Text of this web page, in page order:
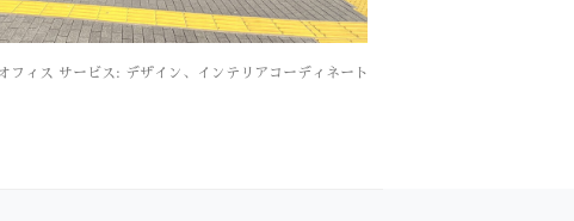
ィス サービス: デザイン、インテリアコーディネート